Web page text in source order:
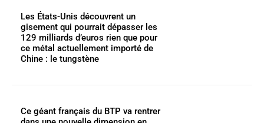
Les États-Unis découvrent un
gisement qui pourrait dépasser les
129 milliards d’euros rien que pour
ce métal actuellement importé de
Chine : le tungstène
Ce géant français du BTP va rentrer